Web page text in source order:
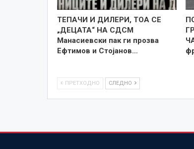
TEПАЧИ И ДИЛЕРИ, ТОА СЕ
„ДЕЦАТА“ НА СДСМ
Манасиевски пак ги прозва
Ефтимов и Стојанов…
ПРЕТХОДНО СЛЕДНО